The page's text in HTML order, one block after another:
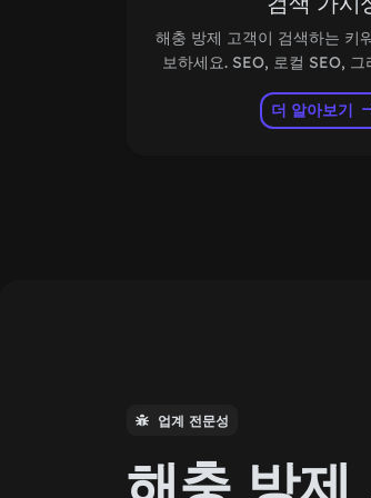
해충 방제 고객이 검색하는 키
보하세요. SEO, 로컬 SEO,
더 알아보기
업계 전문성
해충 방제